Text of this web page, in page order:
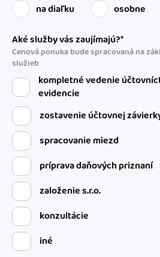
na diaľku osobne
Aké služby vás zaujímajú?*
Cenová ponuka bude spracovaná na
služieb
kompletné vedenie
evidencie
zostavenie účtovnej
spracovanie miezd
príprava daňových priznaní
založenie s.r.o.
konzultácie
iné